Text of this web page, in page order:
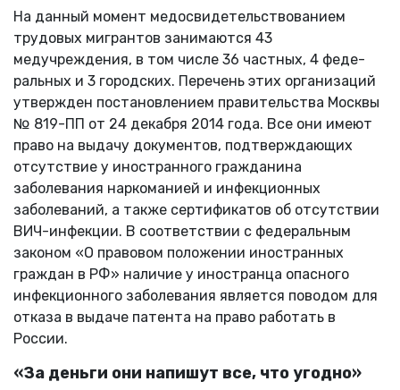
На данный момент медосвидетельствованием
трудовых мигрантов занимаются 43
медучреждения, в том числе 36 част­ных, 4 феде­
раль­ных и 3 городских. Перечень этих организаций
утвержден постановлением правительства Москвы
№ 819-ПП от 24 декабря 2014 года. Все они имеют
право на выдачу документов, подтверждающих
отсутствие у иностранного гражданина
заболевания наркоманией и инфекционных
заболеваний, а также сертификатов об отсутствии
ВИЧ-инфекции. В соответствии с федеральным
законом «О правовом положении иностранных
граждан в РФ» наличие у иностранца опасного
инфекционного заболевания является поводом для
отказа в выдаче патента на право работать в
России.
«За деньги они напишут все, что угодно»